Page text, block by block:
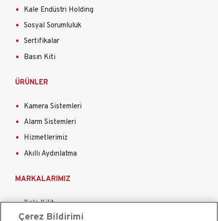
Kale Endüstri Holding
Sosyal Sorumluluk
Sertifikalar
Basın Kiti
ÜRÜNLER
Kamera Sistemleri
Alarm Sistemleri
Hizmetlerimiz
Akıllı Aydınlatma
MARKALARIMIZ
Kale Kilit
Kale Çelik Kapı
Çerez Bildirimi